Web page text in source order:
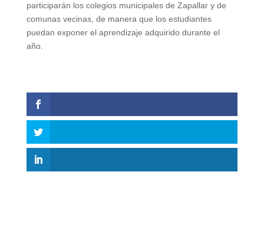
participarán los colegios municipales de Zapallar y de
comunas vecinas, de manera que los estudiantes
puedan exponer el aprendizaje adquirido durante el
año.